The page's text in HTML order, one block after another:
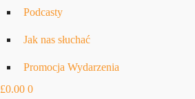
Podcasty
Jak nas słuchać
Promocja Wydarzenia
£0.00 0